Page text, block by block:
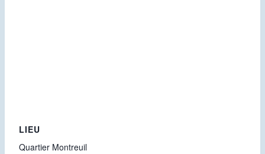
LIEU
Quartier Montreuil